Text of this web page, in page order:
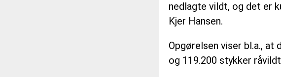
nedlagte vildt, og det er
Kjer Hansen.
Opgørelsen viser bl.a.,
og 119.200 stykker